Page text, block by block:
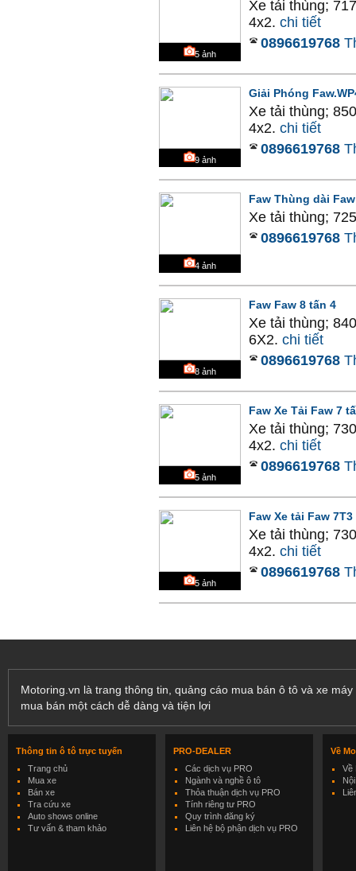
5 ảnh
Xe tải thùng;
4x2. chi tiết
0896619768
9 ảnh
Giải Phóng
Xe tải thùng;
4x2. chi tiết
0896619768
4 ảnh
Faw Thùng dài
Xe tải thùng;
0896619768
8 ảnh
Faw Faw 8 tấn 4
Xe tải thùng;
6X2. chi tiết
0896619768
5 ảnh
Faw Xe Tải Faw 7
Xe tải thùng;
4x2. chi tiết
0896619768
5 ảnh
Faw Xe tải Faw
Xe tải thùng;
4x2. chi tiết
0896619768
Motoring.vn là trang thông tin, quảng cáo mua bán ô tô và xe
mua bán một cách dễ dàng và tiện lợi
Thông tin ô tô trực tuyến
Trang chủ
Mua xe
Bán xe
Tra cứu xe
Auto shows online
Tư vấn & tham khảo
PRO-DEALER
Các dịch vụ PRO
Ngành và nghề ô tô
Thỏa thuận dịch vụ PRO
Tính riêng tư PRO
Quy trình đăng ký
Liên hệ bộ phận dịch vụ PRO
Về
Về